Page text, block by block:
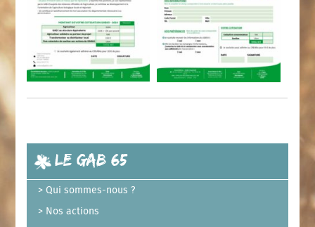
Le GAB 65
Qui sommes-nous ?
Nos actions